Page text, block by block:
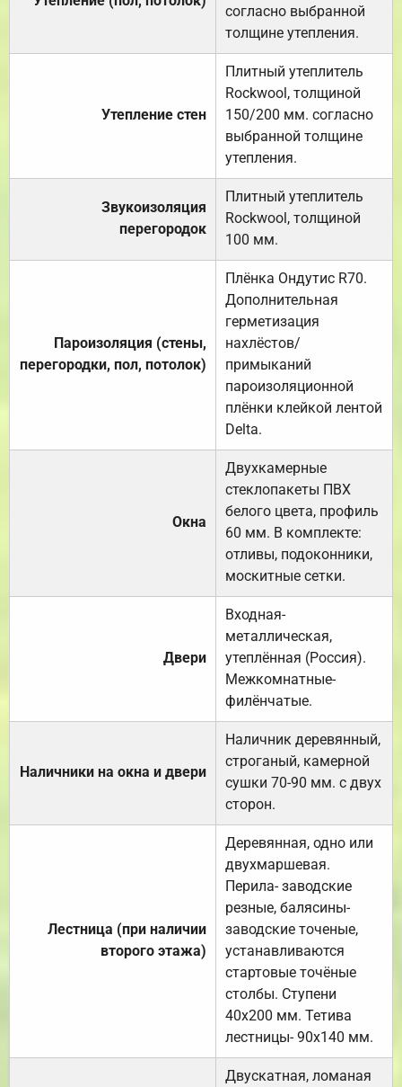
согласно выбранной
толщине утепления.
Утепление стен
Плитный утеплитель
Rockwool, толщиной
150/200 мм. согласно
выбранной толщине
утепления.
Звукоизоляция
перегородок
Плитный утеплитель
Rockwool, толщиной
100 мм.
Пароизоляция (стены,
перегородки, пол, потолок)
Плёнка Ондутис R70.
Дополнительная
герметизация
нахлёстов/
примыканий
пароизоляционной
плёнки клейкой лентой
Delta.
Окна
Двухкамерные
стеклопакеты ПВХ
белого цвета, профиль
60 мм. В комплекте:
отливы, подоконники,
москитные сетки.
Двери
Входная-
металлическая,
утеплённая (Россия).
Межкомнатные-
филёнчатые.
Наличники на окна и двери
Наличник деревянный,
строганый, камерной
сушки 70-90 мм. с двух
сторон.
Лестница (при наличии
второго этажа)
Деревянная, одно или
двухмаршевая.
Перила- заводские
резные, балясины-
заводские точеные,
устанавливаются
стартовые точёные
столбы. Ступени
40х200 мм. Тетива
лестницы- 90х140 мм.
Двускатная, ломаная